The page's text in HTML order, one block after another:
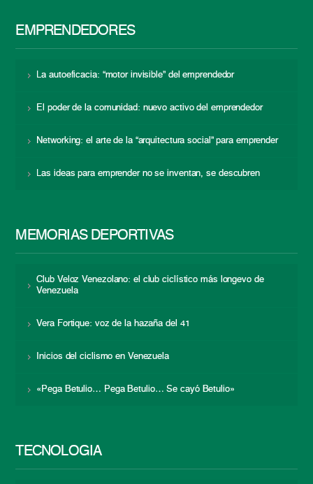
EMPRENDEDORES
La autoeficacia: “motor invisible” del emprendedor
El poder de la comunidad: nuevo activo del emprendedor
Networking: el arte de la “arquitectura social” para emprender
Las ideas para emprender no se inventan, se descubren
MEMORIAS DEPORTIVAS
Club Veloz Venezolano: el club ciclístico más longevo de
Venezuela
Vera Fortique: voz de la hazaña del 41
Inicios del ciclismo en Venezuela
«Pega Betulio… Pega Betulio… Se cayó Betulio»
TECNOLOGÍA